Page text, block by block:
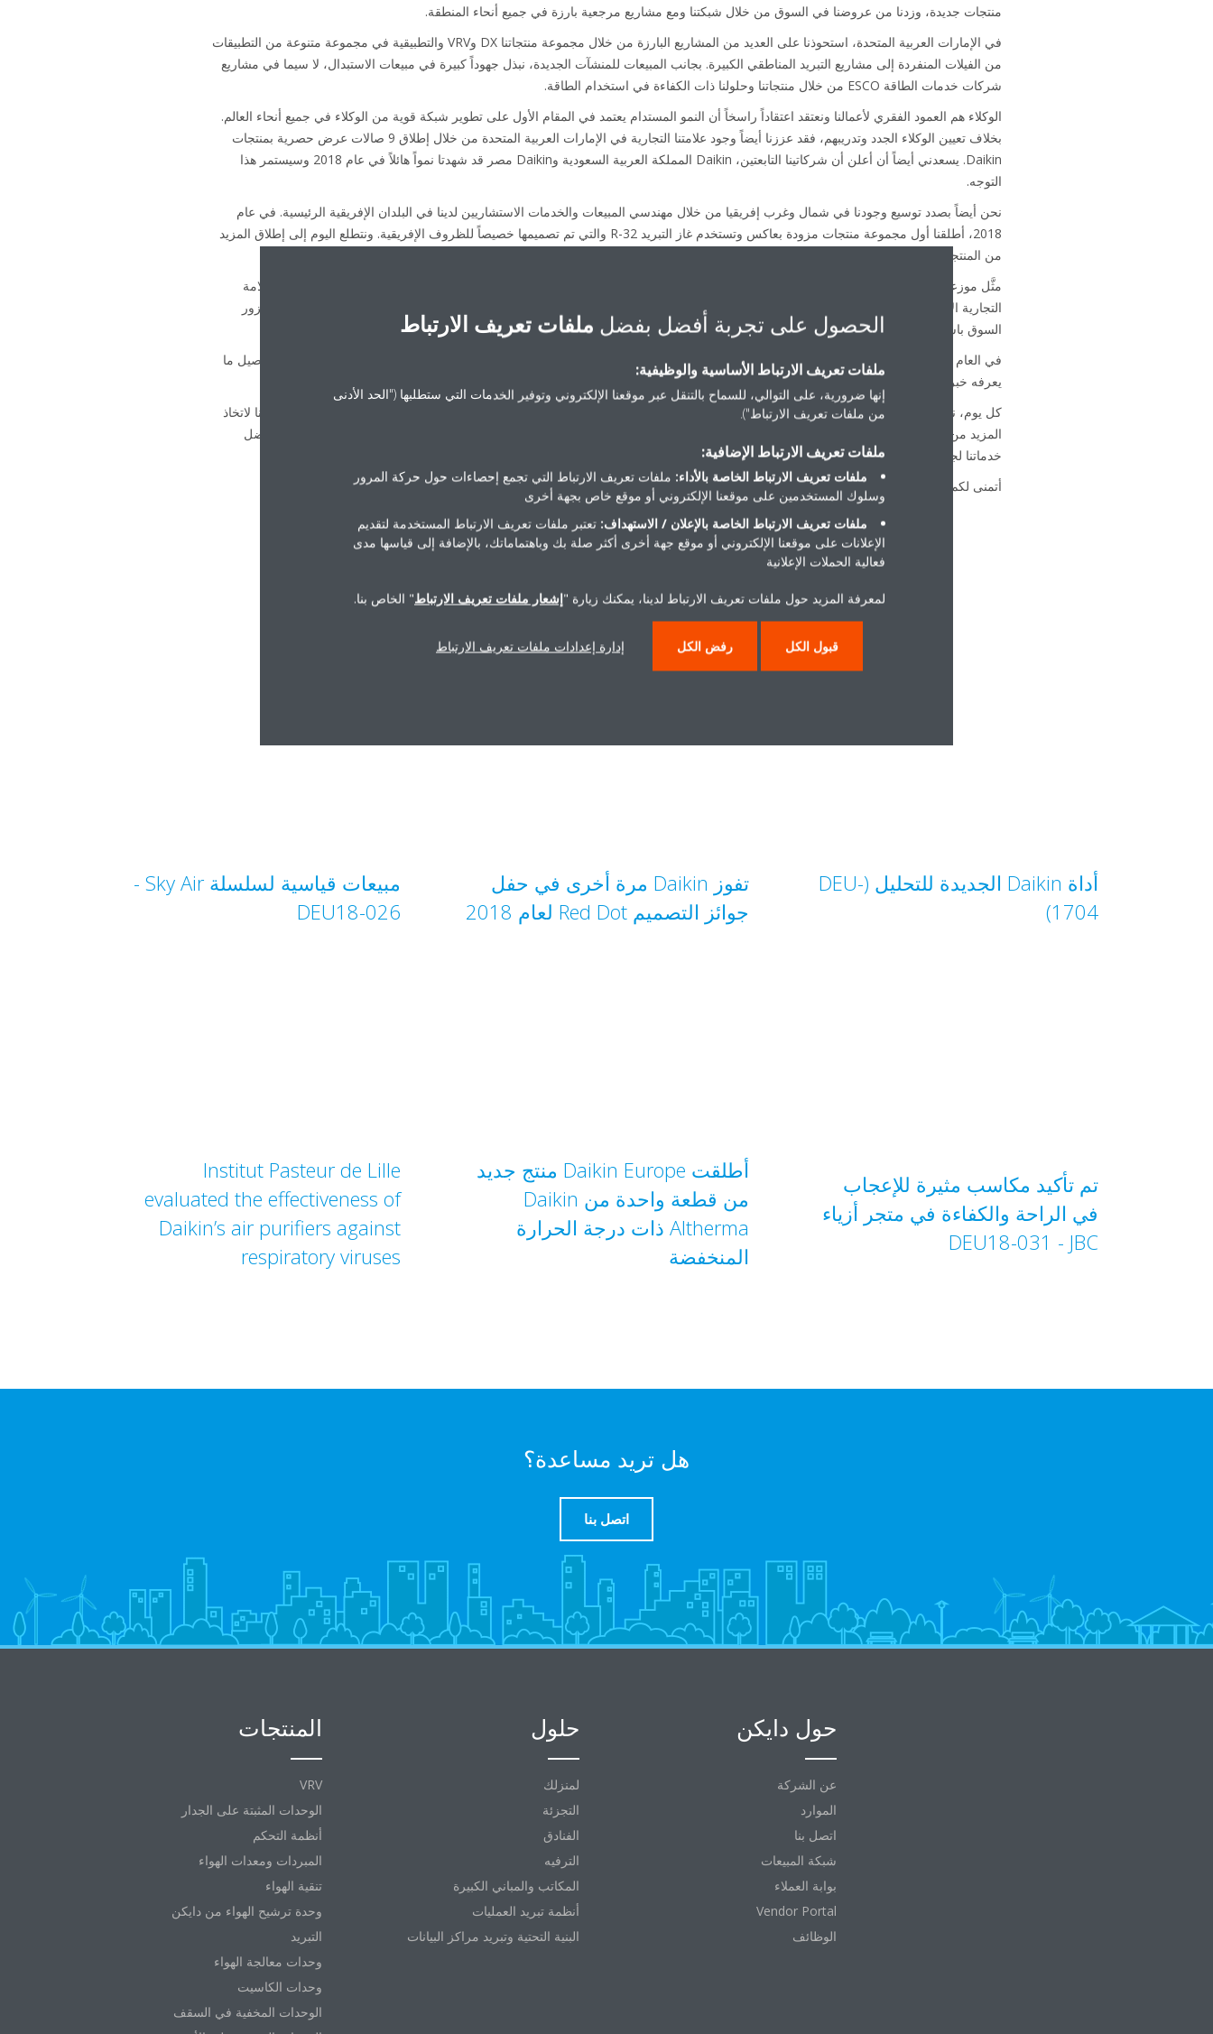
منتجات جديدة، وزدنا من عروضنا في السوق من خلال شبكتنا ومع مشاريع مرجعية بارزة في جميع أنحاء المنطقة.
في الإمارات العربية المتحدة، استحوذنا على العديد من المشاريع البارزة من خلال مجموعة منتجاتنا DX وVRV والتطبيقية في مجموعة متنوعة من التطبيقات
من الفيلات المنفردة إلى مشاريع التبريد المناطقي الكبيرة. بجانب المبيعات للمنشآت الجديدة، نبذل جهوداً كبيرة في مبيعات الاستبدال، لا سيما في مشاريع
شركات خدمات الطاقة ESCO من خلال منتجاتنا وحلولنا ذات الكفاءة في استخدام الطاقة.
الوكلاء هم العمود الفقري لأعمالنا ونعتقد اعتقاداً راسخاً أن النمو المستدام يعتمد في المقام الأول على تطوير شبكة قوية من الوكلاء في جميع أنحاء العالم.
بخلاف تعيين الوكلاء الجدد وتدريبهم، فقد عززنا أيضاً وجود علامتنا التجارية في الإمارات العربية المتحدة من خلال إطلاق 9 صالات عرض حصرية بمنتجات
Daikin. يسعدني أيضاً أن أعلن أن شركاتينا التابعتين، Daikin المملكة العربية السعودية وDaikin مصر قد شهدتا نمواً هائلاً في عام 2018 وسيستمر هذا
التوجه.
نحن أيضاً بصدد توسيع وجودنا في شمال وغرب إفريقيا من خلال مهندسي المبيعات والخدمات الاستشاريين لدينا في البلدان الإفريقية الرئيسية. في عام
2018، أطلقنا أول مجموعة منتجات مزودة بعاكس وتستخدم غاز التبريد R-32 والتي تم تصميمها خصيصاً للظروف الإفريقية. ونتطلع اليوم إلى إطلاق المزيد
من المنتجات المبتكرة في المنطقة.
مثَّل موزعونا في المنطقة علامتنا التجارية لأعوام عديدة بحماس مستمر منذ اليوم الأول. مثال على ذلك، بفضل جهودهم المستمرة، حصلنا على العلامة
التجارية الأكثر ثقة في عُمان للسنة الثانية على التوالي. بقيادة فلسفة GEMBA، أنشأنا قوة مهام من مقر الشركة للشرق الأوسط وإفريقيا والذي يزور
السوق باستمرار من أجل الحصول على معلومات مباشرة عن متطلبات تطوير المنتجات الخاصة بالسوق ودعم موزعينا على الأرض.
في العام الماضي، قمنا بتدريب أكثر من 1,000 فني وعامل تركيب في أكاديميتنا، وسنعمل على زيادة سرعة التدريب على المنتجات والخدمات لتوصيل ما
يعرفه خبرائنا إلى السوق.
كل يوم، نحقق مزيداً من التقدم نحو خطة Fusion 20 بتصميم قوي وإجراءات مستمرة. سيكون عام 2019 عاماً مثيراً آخر مليئاً بالتحديات بالنسبة لنا لاتخاذ
المزيد من الخطوات نحو تحقيق حلمنا. من أجل أن نكون دائماً سباقين بخطوة، سنواصل إجراءاتنا البسيطة والسريعة والمنسقة، ونقدم بحماس أفضل
خدماتنا لجميع عملائنا المباشرين وغير المباشرين.
أتمنى لكم جميعاً عاماً جديداً سعيداً.
مقالات ذات صلة
أداة Daikin الجديدة للتحليل (DEU-
1704)
تفوز Daikin مرة أخرى في حفل
جوائز التصميم Red Dot لعام 2018
مبيعات قياسية لسلسلة Sky Air‏ -
DEU18-026
تم تأكيد مكاسب مثيرة للإعجاب
في الراحة والكفاءة في متجر أزياء
JBC‏ - DEU18-031
أطلقت Daikin Europe منتج جديد
من قطعة واحدة من Daikin
Altherma ذات درجة الحرارة
المنخفضة
Institut Pasteur de Lille
evaluated the effectiveness of
Daikin’s air purifiers against
respiratory viruses
هل تريد مساعدة؟
اتصل بنا
المنتجات
VRV
الوحدات المثبتة على الجدار
أنظمة التحكم
المبردات ومعدات الهواء
تنقية الهواء
وحدة ترشيح الهواء من دايكن
التبريد
وحدات معالجة الهواء
وحدات الكاسيت
الوحدات المخفية في السقف
حلول
لمنزلك
التجزئة
الفنادق
الترفيه
المكاتب والمباني الكبيرة
أنظمة تبريد العمليات
البنية التحتية وتبريد مراكز البيانات
حول دايكن
عن الشركة
الموارد
اتصل بنا
شبكة المبيعات
بوابة العملاء
Vendor Portal
الوظائف
الحصول على تجربة أفضل بفضل ملفات تعريف الارتباط
ملفات تعريف الارتباط الأساسية والوظيفية:
إنها ضرورية، على التوالي، للسماح بالتنقل عبر موقعنا الإلكتروني وتوفير الخدمات التي ستطلبها ("الحد الأدنى
من ملفات تعريف الارتباط").
ملفات تعريف الارتباط الإضافية:
ملفات تعريف الارتباط الخاصة بالأداء: ملفات تعريف الارتباط التي تجمع إحصاءات حول حركة المرور
وسلوك المستخدمين على موقعنا الإلكتروني أو موقع خاص بجهة أخرى
ملفات تعريف الارتباط الخاصة بالإعلان / الاستهداف: تعتبر ملفات تعريف الارتباط المستخدمة لتقديم
الإعلانات على موقعنا الإلكتروني أو موقع جهة أخرى أكثر صلة بك وباهتماماتك، بالإضافة إلى قياسها مدى
فعالية الحملات الإعلانية
لمعرفة المزيد حول ملفات تعريف الارتباط لدينا، يمكنك زيارة "إشعار ملفات تعريف الارتباط" الخاص بنا.
قبول الكل رفض الكل إدارة إعدادات ملفات تعريف الارتباط